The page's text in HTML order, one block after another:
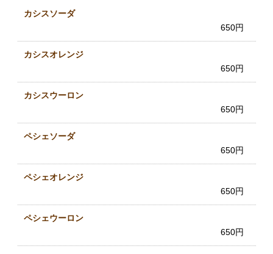
カシスソーダ
650円
カシスオレンジ
650円
カシスウーロン
650円
ペシェソーダ
650円
ペシェオレンジ
650円
ペシェウーロン
650円